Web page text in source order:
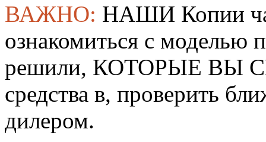
ВАЖНО: НАШИ Копии
ознакомиться с
решили, КОТОРЫЕ ВЫ
средства в, проверить
дилером.